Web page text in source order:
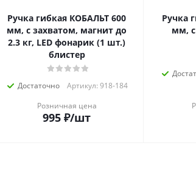
Ручка гибкая КОБАЛЬТ 600
мм, с захватом, магнит до
2.3 кг, LED фонарик (1 шт.)
блистер
Достаточно
Артикул: 918-184
Розничная цена
995 ₽/шт
Ручка
мм,